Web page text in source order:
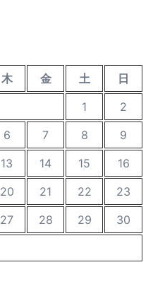
木 金 土
日
1
2
6 7 8
9
13 14 15
16
20 21 22
23
27 28 29
30